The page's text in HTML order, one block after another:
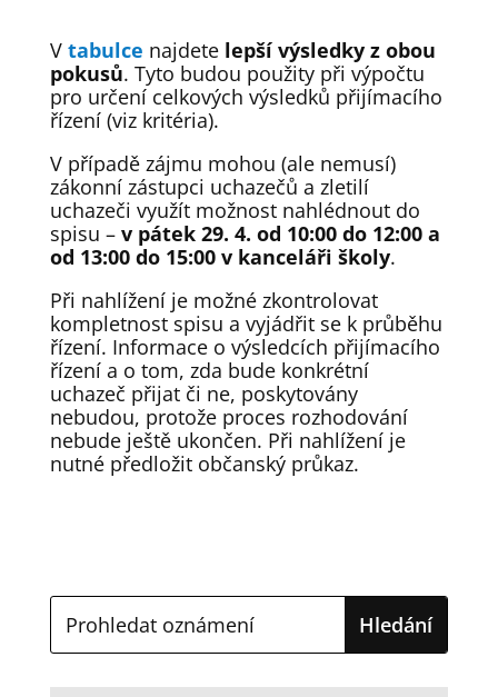
V tabulce najdete lepší výsledky z obou
pokusů. Tyto budou použity při výpočtu
pro určení celkových výsledků přijímacího
řízení (viz kritéria).
V případě zájmu mohou (ale nemusí)
zákonní zástupci uchazečů a zletilí
uchazeči využít možnost nahlédnout do
spisu – v pátek 29. 4. od 10:00 do 12:00 a
od 13:00 do 15:00 v kanceláři školy.
Při nahlížení je možné zkontrolovat
kompletnost spisu a vyjádřit se k průběhu
řízení. Informace o výsledcích přijímacího
řízení a o tom, zda bude konkrétní
uchazeč přijat či ne, poskytovány
nebudou, protože proces rozhodování
nebude ještě ukončen. Při nahlížení je
nutné předložit občanský průkaz.